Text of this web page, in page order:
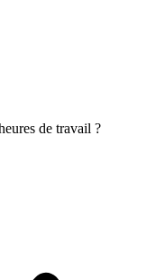
de travail ?